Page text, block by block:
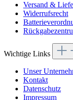
Versand &
Widerrufsrecht
Wichtige Links
Unser
Kontakt
Datenschutz
Impressum